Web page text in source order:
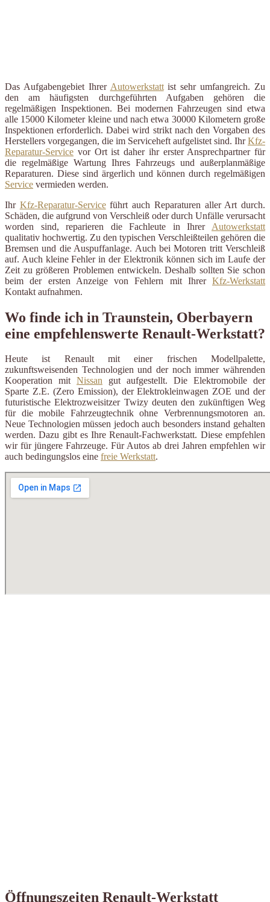
Das Aufgabengebiet Ihrer Autowerkstattist sehr umfangreich. Zu
den am häufigsten durchgeführten Aufgaben gehören die
regelmäßigen Inspektionen. Bei modernen Fahrzeugen sind etwa
alle 15000 Kilometer kleine und nach etwa 30000 Kilometern große
Inspektionen erforderlich. Dabei wird strikt nach den Vorgaben des
Herstellers vorgegangen, die im Serviceheft aufgelistet sind. IhrKfz-
Reparatur-Service vor Ort ist daher ihr erster Ansprechpartner für
die regelmäßige Wartung Ihres Fahrzeugs und außerplanmäßige
Reparaturen. Diese sind ärgerlich und können durch regelmäßigen
Service vermieden werden.
Ihr Kfz-Reparatur-Serviceführt auch Reparaturen aller Art durch.
Schäden, die aufgrund von Verschleiß oder durch Unfälle verursacht
worden sind, reparieren die Fachleute in Ihrer Autowerkstatt
qualitativ hochwertig. Zu den typischen Verschleißteilen gehören die
Bremsen und die Auspuffanlage. Auch bei Motoren tritt Verschleiß
auf. Auch kleine Fehler in der Elektronik können sich im Laufe der
Zeit zu größeren Problemen entwickeln. Deshalb sollten Sie schon
beim der ersten Anzeige von Fehlern mit Ihrer Kfz-Werkstatt
Kontakt aufnahmen.
Wo finde ich in Traunstein, Oberbayern
eine empfehlenswerte Renault-Werkstatt?
Heute ist Renault mit einer frischen Modellpalette,
zukunftsweisenden Technologien und der noch immer währenden
Kooperation mit Nissan gut aufgestellt. Die Elektromobile der
Sparte Z.E. (Zero Emission), der Elektrokleinwagen ZOE und der
futuristische Elektrozweisitzer Twizy deuten den zukünftigen Weg
für die mobile Fahrzeugtechnik ohne Verbrennungsmotoren an.
Neue Technologien müssen jedoch auch besonders instand gehalten
werden. Dazu gibt es Ihre Renault-Fachwerkstatt. Diese empfehlen
wir für jüngere Fahrzeuge. Für Autos ab drei Jahren empfehlen wir
auch bedingungslos eine freie Werkstatt.
Öffnungszeiten Renault-Werkstatt